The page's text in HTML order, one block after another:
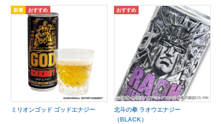
ミリオンゴッド ゴッドエナジー
北斗の拳 ラオウエナジー
（BLACK）